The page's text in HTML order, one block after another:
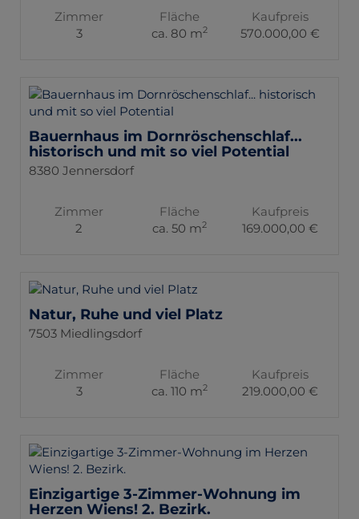
Zimmer
3
Fläche
ca. 80 m2
Kaufpreis
570.000,00 €
Bauernhaus im Dornröschenschlaf...
historisch und mit so viel Potential
8380 Jennersdorf
Zimmer
2
Fläche
ca. 50 m2
Kaufpreis
169.000,00 €
Natur, Ruhe und viel Platz
7503 Miedlingsdorf
Zimmer
3
Fläche
ca. 110 m2
Kaufpreis
219.000,00 €
Einzigartige 3-Zimmer-Wohnung im
Herzen Wiens! 2. Bezirk.